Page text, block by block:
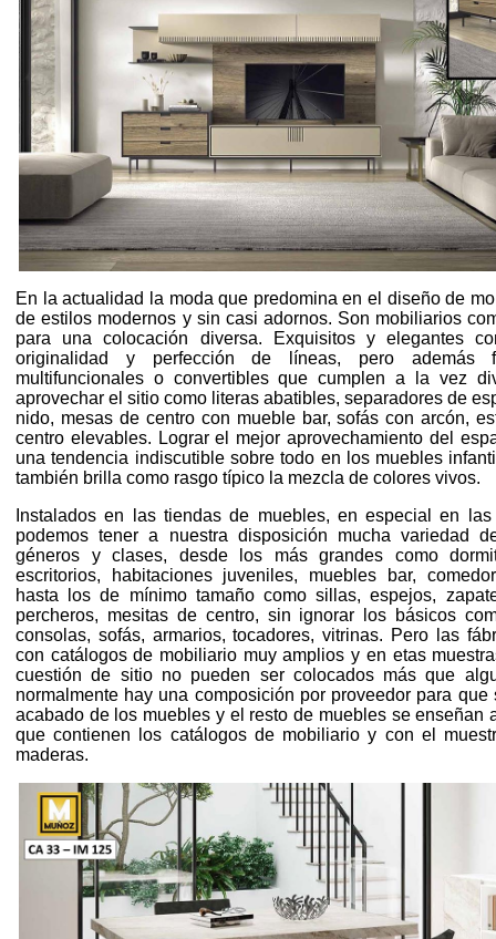
En la actualidad la moda que predomina en el diseño de
de estilos modernos y sin casi adornos. Son mobiliarios
para una colocación diversa. Exquisitos y elegantes
originalidad y perfección de líneas, pero además
multifuncionales o convertibles que cumplen a la vez
aprovechar el sitio como literas abatibles, separadores de
nido, mesas de centro con mueble bar, sofás con arcón,
centro elevables. Lograr el mejor aprovechamiento del
una tendencia indiscutible sobre todo en los muebles
también brilla como rasgo típico la mezcla de colores vivos.
Instalados en las tiendas de muebles, en especial en
podemos tener a nuestra disposición mucha variedad
géneros y clases, desde los más grandes como
escritorios, habitaciones juveniles, muebles bar,
hasta los de mínimo tamaño como sillas, espejos,
percheros, mesitas de centro, sin ignorar los básicos
consolas, sofás, armarios, tocadores, vitrinas. Pero las
con catálogos de mobiliario muy amplios y en etas
cuestión de sitio no pueden ser colocados más que
normalmente hay una composición por proveedor para
acabado de los muebles y el resto de muebles se enseñan
que contienen los catálogos de mobiliario y con el
maderas.